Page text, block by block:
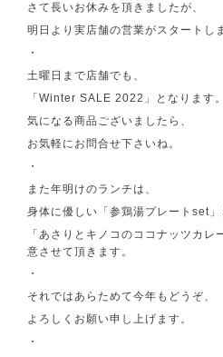
さて長いお休みを頂きましたが、
明日より実店舗の営業がスタートし
・
土曜日まで店舗でも、
「Winter SALE 2022」となります。
気になる商品ございましたら、
お気軽にお問合せ下さいね。
・
また年明けのランチは、
身体に優しい「参鶏湯プレートset」
「あさりとキノコのココナッツカレ
意させて頂きます。
・
それではあらためて今年もどうぞ、
よろしくお願い申し上げます。
・